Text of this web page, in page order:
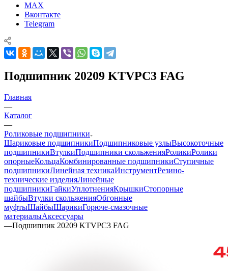
MAX
Вконтакте
Telegram
Подшипник 20209 KTVPC3 FAG
Главная
—
Каталог
—
Роликовые подшипники
Шариковые подшипникиПодшипниковые узлыВысокоточные
подшипникиВтулкиПодшипники скольженияРоликиРолики
опорныеКольцаКомбинированные подшипникиСтупичные
подшипникиЛинейная техникаИнструментРезино-
технические изделияЛинейные
подшипникиГайкиУплотненияКрышкиСтопорные
шайбыВтулки скольженияОбгонные
муфтыШайбыШарикиГорюче-смазочные
материалыАксессуары
—Подшипник 20209 KTVPC3 FAG